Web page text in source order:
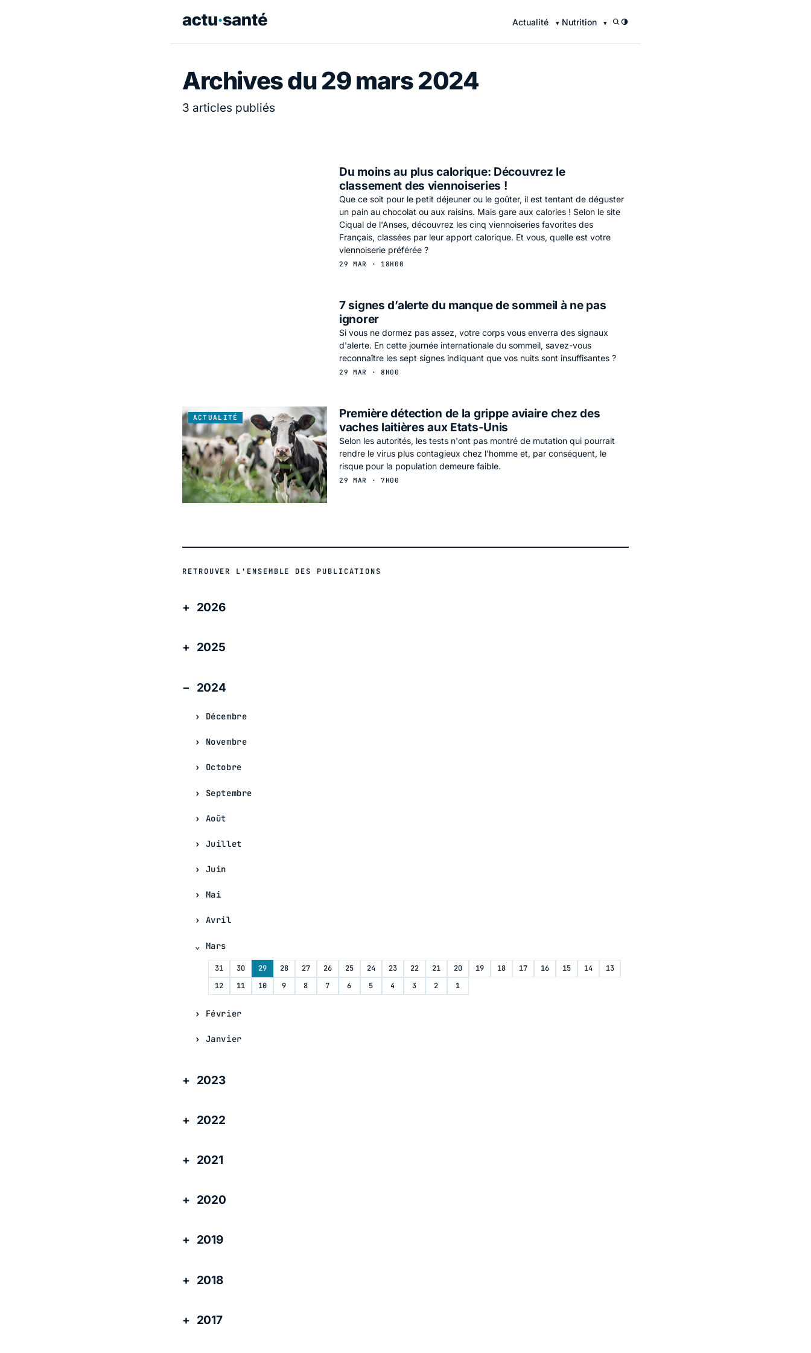
Actualité Nutrition /
Archives du 29 mars 2024
3 articles publiés
Du moins au plus calorique: Découvrez le
classement des viennoiseries !
Que ce soit pour le petit déjeuner ou le goûter, il est tentant de déguster
un pain au chocolat ou aux raisins. Mais gare aux calories ! Selon le site
Ciqual de l'Anses, découvrez les cinq viennoiseries favorites des
Français, classées par leur apport calorique. Et vous, quelle est votre
viennoiserie préférée ?
29 MAR · 18H00
7 signes d’alerte du manque de sommeil à ne pas
ignorer
Si vous ne dormez pas assez, votre corps vous enverra des signaux
d'alerte. En cette journée internationale du sommeil, savez-vous
reconnaître les sept signes indiquant que vos nuits sont insuffisantes ?
29 MAR · 8H00
ACTUALITÉ
Première détection de la grippe aviaire chez des
vaches laitières aux Etats-Unis
Selon les autorités, les tests n'ont pas montré de mutation qui pourrait
rendre le virus plus contagieux chez l'homme et, par conséquent, le
risque pour la population demeure faible.
29 MAR · 7H00
RETROUVER L'ENSEMBLE DES PUBLICATIONS
2026
2025
2024
Décembre
Novembre
Octobre
Septembre
Août
Juillet
Juin
Mai
Avril
Mars
31 30 29 28 27 26 25 24 23 22 21 20 19 18 17 16 15 14
13
12
11 10 9 8 7 6 5 4 3 2 1
Février
Janvier
2023
2022
2021
2020
2019
2018
2017